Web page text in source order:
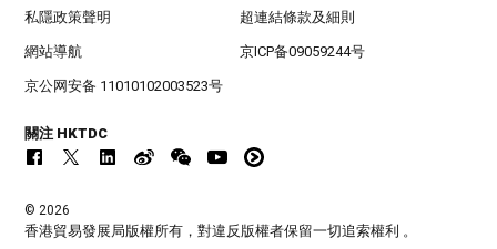
私隱政策聲明 超連結條款及細則
網站導航 京ICP备09059244号
京公网安备 11010102003523号
關注 HKTDC
© 2026
香港貿易發展局版權所有，對違反版權者保留一切追索權利 。